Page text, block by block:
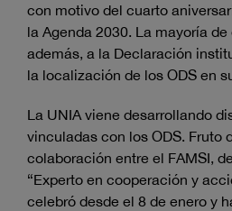
con motivo del cuarto
la Agenda 2030. La mayoría
además, a la Declaración
la localización de los ODS en
La UNIA viene desarrollando
vinculadas con los ODS. Fruto
colaboración entre el FAMSI,
“Experto en cooperación y
celebró desde el 8 de enero y